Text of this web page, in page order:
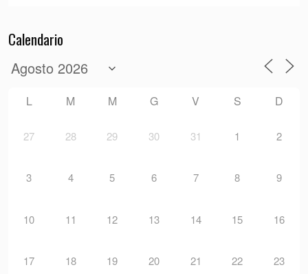
Calendario
L M M G V S D
27 28 29 30 31 1 2
3 4 5 6 7 8 9
10 11 12 13 14 15 16
17 18 19 20 21 22 23